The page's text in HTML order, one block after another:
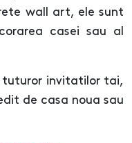
wall art, ele sunt
casei sau al
tuturor invitatilor tai,
de casa noua sau